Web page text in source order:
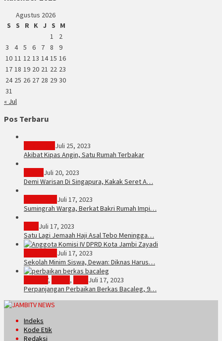
Agustus 2026
S
S R K J S
M
1
2
3
4 5 6 7 8
9
10 11 12 13 14 15 16
17 18 19 20 21 22 23
24 25 26 27 28 29 30
31
« Jul
Pos Terbaru
Juli 25, 2023
Akibat Kipas Angin, Satu Rumah Terbakar
Juli 20, 2023
Demi Warisan Di Singapura, Kakak Seret A…
Juli 17, 2023
Sumingrah Warga, Berkat Bakri Rumah Impi…
Juli 17, 2023
Satu Lagi Jemaah Haji Asal Tebo Meningga…
Juli 17, 2023
Sekolah Minim Siswa, Dewan: Diknas Harus…
, ,
Juli 17, 2023
Perpanjangan Perbaikan Berkas Bacaleg, 9…
Indeks
Kode Etik
Redaksi